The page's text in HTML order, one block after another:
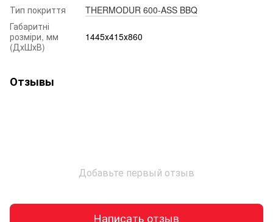
Тип покриття
THERMODUR 600-ASS BBQ
Габаритні
розміри, мм
(ДхШхВ)
1445х415х860
Отзывы
Добавьте первый отзыв
Написать отзыв